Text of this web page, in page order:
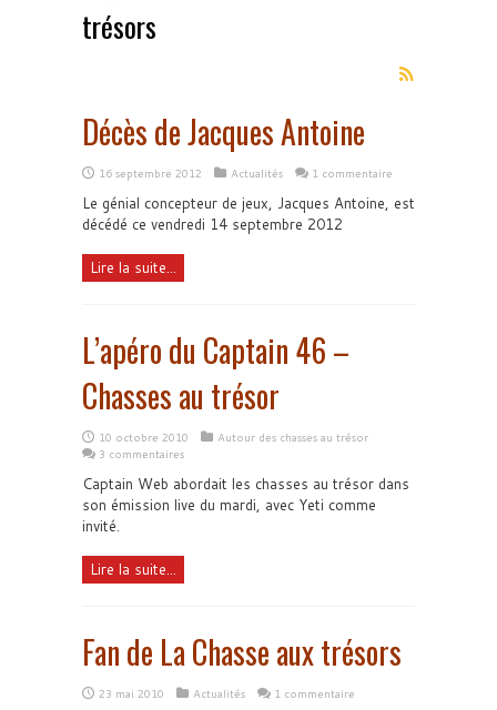
trésors
Décès de Jacques Antoine
16 septembre 2012 Actualités 1 commentaire
Le génial concepteur de jeux, Jacques Antoine, est
décédé ce vendredi 14 septembre 2012
Lire la suite...
L’apéro du Captain 46 –
Chasses au trésor
10 octobre 2010
Autour des chasses au trésor
3 commentaires
Captain Web abordait les chasses au trésor dans
son émission live du mardi, avec Yeti comme
invité.
Lire la suite...
Fan de La Chasse aux trésors
23 mai 2010 Actualités 1 commentaire